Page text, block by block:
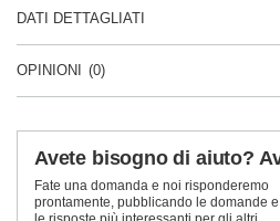
DATI DETTAGLIATI
OPINIONI (0)
Avete bisogno di aiuto?
Fate una domanda e noi risponderemo
prontamente, pubblicando le domande e